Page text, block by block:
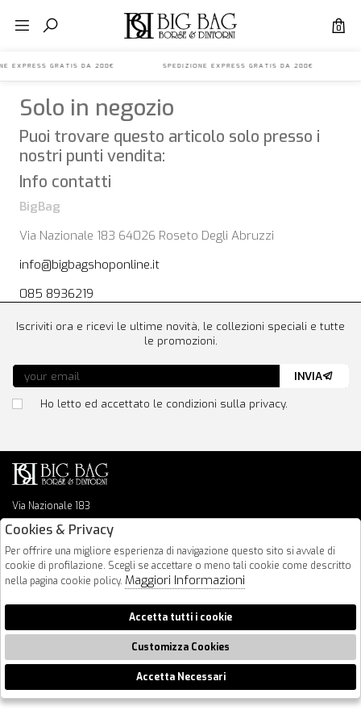
0
EXPRESS GRATIS DA 200€ SPEDIZIONE EXPRESS GRATIS DA
Solo in negozio
Puoi trovare questo articolo solo presso i
nostri punti vendita:
Info contatti
BigBag
Via Nazionale 183 64026 Roseto Degli Abruzzi
info@bigbagshoponline.it
085 8936219
Via Nazionale 183
64026 Roseto Degli Abruzzi
info@bigbagshoponline.it
follow us
Iscriviti ora e ricevi le ultime novità, le collezioni speciali e tutte
le promozioni.
Ho letto ed accettato le condizioni sulla privacy.
INVIA
2026 BigBag - P.iva : 00916940679 Powered by
🍪
Cookies & Privacy
Per offrire una migliore esperienza di navigazione questo sito si avvale di
cookie di profilazione. Scegli se accettare o meno tali cookie come descritto
nella pagina cookie policy. Maggiori Informazioni
Accetta tutti i cookie
Customizza Cookies
Accetta Necessari